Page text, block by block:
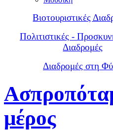
Βιοτουριστικές
Πολιτιστικές -
Διαδρομές
Διαδρομές στη
μέρος